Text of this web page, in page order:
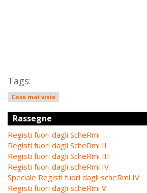
Tags:
Cose mai viste
Rassegne
Registi fuori dagli ScheRmi
Registi fuori dagli ScheRmi II
Registi fuori dagli ScheRmi III
Registi fuori dagli scheRmi IV
Speciale Registi fuori dagli scheRmi IV
Registi fuori dagli scheRmi V